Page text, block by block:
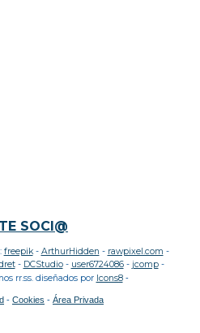
SOCI@
: freepik- ArthurHidden - rawpixel.com -
- DCStudio- user6724086- jcomp-
rr.ss. diseñados por Icons8 -
- Cookies - Área Privada